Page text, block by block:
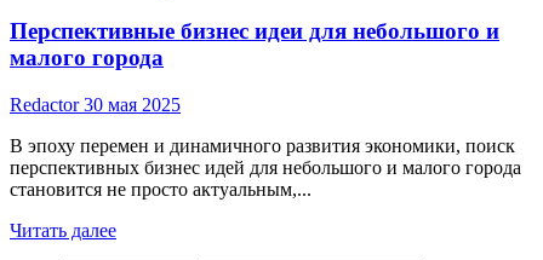
Перспективные бизнес идеи для небольшого и
малого города
Redactor30 мая 2025
В эпоху перемен и динамичного развития экономики, поиск
перспективных бизнес идей для небольшого и малого города
становится не просто актуальным,...
Читать далееRead